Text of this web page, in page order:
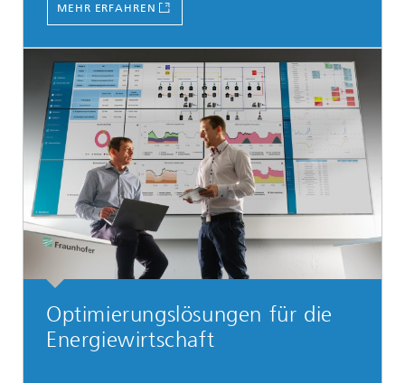
MEHR ERFAHREN
Optimierungslösungen für die
Energiewirtschaft